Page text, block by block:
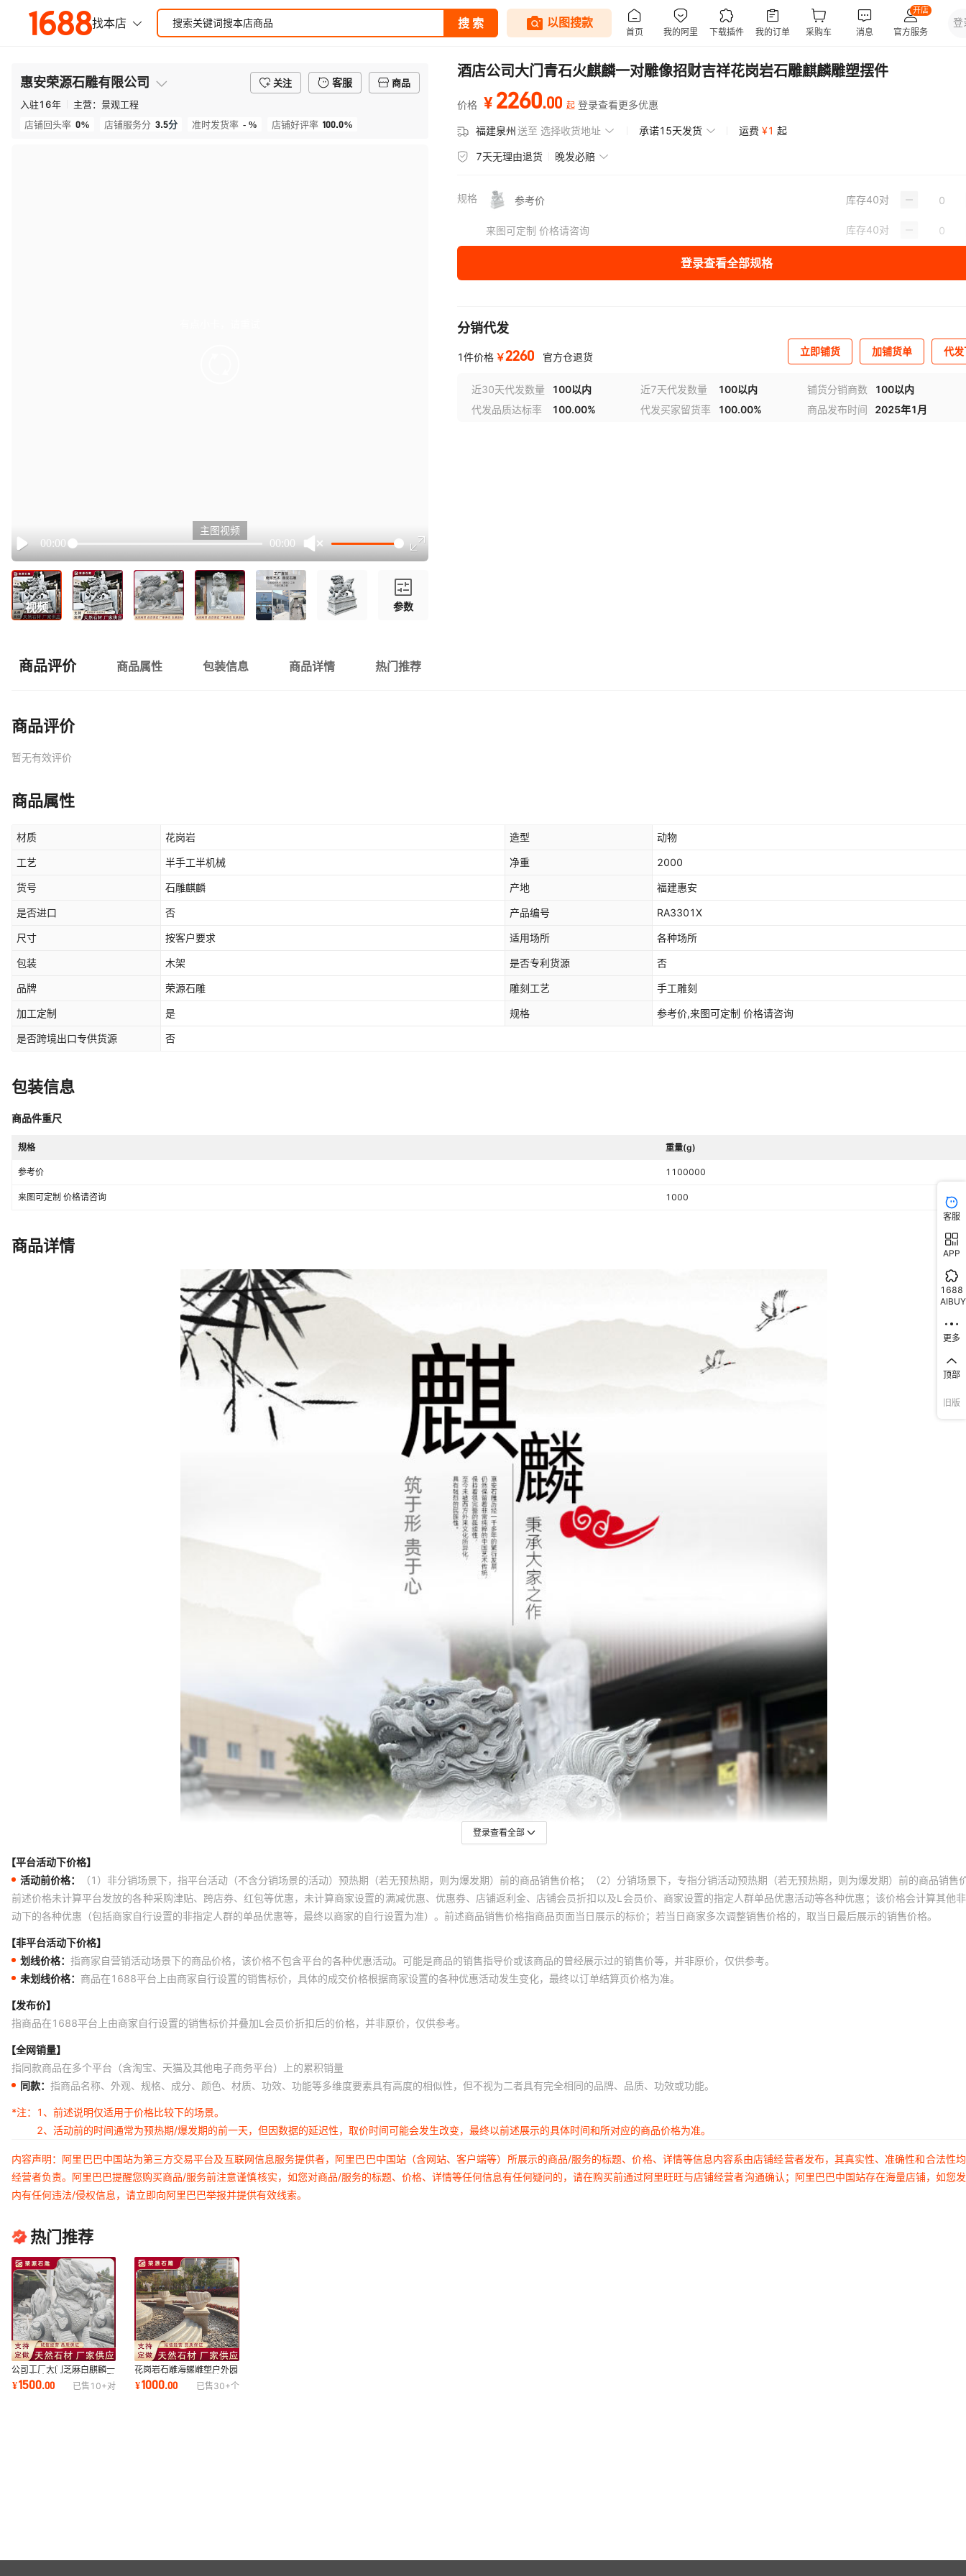
惠安荣源石雕有限公司 关注 客服
商品
入驻16年 主营： 景观工程
店铺回头率 0% 店铺服务分 3.5分 准时发货率 - % 店铺好评率 100.0%
Play
00:00 00:00
主图视频
视频 参数
酒店公司大门青石火麒麟一对雕像招财吉祥花岗岩石雕麒麟雕塑摆件
价格 ¥ 2260.00 起 登录查看更多优惠
福建泉州送至 选择收货地址 承诺15天发货 运费 ¥1 起
7天无理由退货 晚发必赔
规格 参考价 库存40对
来图可定制 价格请咨询 库存40对
登录查看全部规格
分销代发
1件价格 ￥2260 官方仓退货 立即铺货 加铺货单 代
近30天代发数量 100以内 近7天代发数量 100以内 铺货分销商数
100以内
代发品质达标率
100.00% 代发买家留货率 100.00% 商品发布时间 2025年1月
商品评价 商品属性 包装信息 商品详情 热门推荐
商品评价
暂无有效评价
商品属性
材质 花岗岩 造型 动物
工艺 半手工半机械 净重 2000
货号 石雕麒麟 产地 福建惠安
是否进口 否 产品编号 RA3301X
尺寸 按客户要求 适用场所 各种场所
包装 木架 是否专利货源 否
品牌 荣源石雕 雕刻工艺 手工雕刻
加工定制 是 规格 参考价,来图可定制 价格请咨询
是否跨境出口专供货源 否
包装信息
商品件重尺
规格 重量(g)
参考价 1100000
来图可定制 价格请咨询 1000
商品详情
登录查看全部
【平台活动下价格】
活动前价格：
（1）非分销场景下，指平台活动（不含分销场景的活动）预热期（若无预热期，则为爆发期）前的商品销售价格；（2）分销场景下，专指分销活动预热期（若无预热期，则为爆发期）前的商品销售
前述价格未计算平台发放的各种采购津贴、跨店券、红包等优惠，未计算商家设置的满减优惠、优惠券、店铺返利金、店铺会员折扣以及L会员价、商家设置的指定人群单品优惠活动等各种优惠；该价格会计算其他
动下的各种优惠（包括商家自行设置的非指定人群的单品优惠等，最终以商家的自行设置为准）。前述商品销售价格指商品页面当日展示的标价；若当日商家多次调整销售价格的，取当日最后展示的销售价格。
【非平台活动下价格】
划线价格： 指商家自营销活动场景下的商品价格，该价格不包含平台的各种优惠活动。可能是商品的销售指导价或该商品的曾经展示过的销售价等，并非原价，仅供参考。
未划线价格： 商品在1688平台上由商家自行设置的销售标价，具体的成交价格根据商家设置的各种优惠活动发生变化，最终以订单结算页价格为准。
【发布价】
指商品在1688平台上由商家自行设置的销售标价并叠加L会员价折扣后的价格，并非原价，仅供参考。
【全网销量】
指同款商品在多个平台（含淘宝、天猫及其他电子商务平台）上的累积销量
同款： 指商品名称、外观、规格、成分、颜色、材质、功效、功能等多维度要素具有高度的相似性，但不视为二者具有完全相同的品牌、品质、功效或功能。
*注：
1、前述说明仅适用于价格比较下的场景。
2、活动前的时间通常为预热期/爆发期的前一天，但因数据的延迟性，取价时间可能会发生改变，最终以前述展示的具体时间和所对应的商品价格为准。
内容声明：阿里巴巴中国站为第三方交易平台及互联网信息服务提供者，阿里巴巴中国站（含网站、客户端等）所展示的商品/服务的标题、价格、详情等信息内容系由店铺经营者发布，其真实性、准确性和合法性
经营者负责。阿里巴巴提醒您购买商品/服务前注意谨慎核实，如您对商品/服务的标题、价格、详情等任何信息有任何疑问的，请在购买前通过阿里旺旺与店铺经营者沟通确认；阿里巴巴中国站存在海量店铺，如您
内有任何违法/侵权信息，请立即向阿里巴巴举报并提供有效线索。
热门推荐
公司工厂大门芝麻白麒麟一
对雕像神兽招财花岗岩石雕
麒麟雕塑摆件
¥1500.00 已售 10+对
花岗岩石雕海螺雕塑户外园
林贝壳喷泉广场公园精美各
种造型摆件
¥1000.00 已售30+个
客服
APP
1688
AIBUY
更多
顶部
旧版